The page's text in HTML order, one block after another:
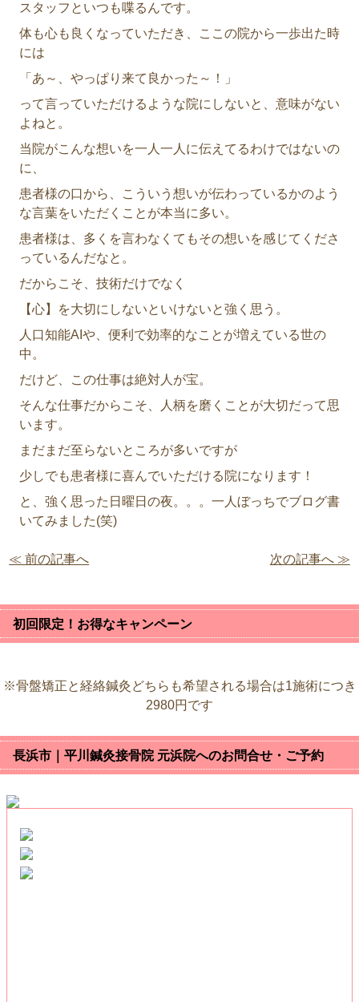
スタッフといつも喋るんです。
体も心も良くなっていただき、ここの院から一歩出た時
には
「あ～、やっぱり来て良かった～！」
って言っていただけるような院にしないと、意味がない
よねと。
当院がこんな想いを一人一人に伝えてるわけではないの
に、
患者様の口から、こういう想いが伝わっているかのよう
な言葉をいただくことが本当に多い。
患者様は、多くを言わなくてもその想いを感じてくださ
っているんだなと。
だからこそ、技術だけでなく
【心】を大切にしないといけないと強く思う。
人口知能AIや、便利で効率的なことが増えている世の
中。
だけど、この仕事は絶対人が宝。
そんな仕事だからこそ、人柄を磨くことが大切だって思
います。
まだまだ至らないところが多いですが
少しでも患者様に喜んでいただける院になります！
と、強く思った日曜日の夜。。。一人ぼっちでブログ書
いてみました(笑)
≪ 前の記事へ 次の記事へ ≫
初回限定！お得なキャンペーン
※骨盤矯正と経絡鍼灸どちらも希望される場合は1施術につき
2980円です
長浜市｜平川鍼灸接骨院 元浜院へのお問合せ・ご予約